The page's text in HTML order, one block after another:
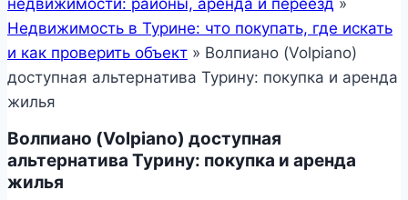
Недвижимость в Турине: что покупать, где искать
и как проверить объект » Волпиано (Volpiano)
доступная альтернатива Турину: покупка и аренда
жилья
Волпиано (Volpiano) доступная
альтернатива Турину: покупка и аренда
жилья